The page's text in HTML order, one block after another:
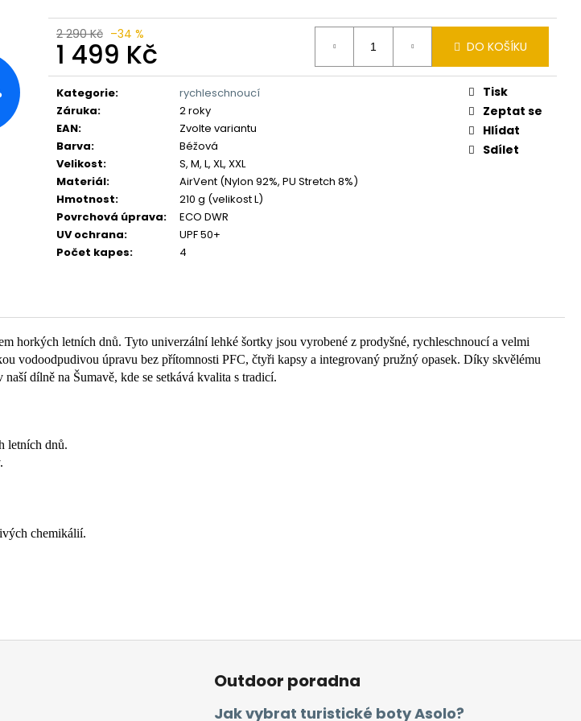
2 290 Kč –34 %
1 499 Kč
Měrná
cena:
DO KOŠÍKU
Kategorie:
rychleschnoucí
Záruka:
2 roky
EAN:
Zvolte variantu
Barva:
Béžová
Velikost:
S, M, L, XL, XXL
Materiál:
AirVent (Nylon 92%, PU Stretch 8%)
Hmotnost:
210 g (velikost L)
Povrchová úprava:
ECO DWR
UV ochrana:
UPF 50+
Počet kapes: 4
Tisk
Zeptat se
Hlídat
Sdílet
horkých letních dnů. Tyto univerzální lehké šortky jsou vyrobené z prodyšné, rychleschnoucí a velmi
vodoodpudivou úpravu bez přítomnosti PFC, čtyři kapsy a integrovaný pružný opasek. Díky skvělému
dílně na Šumavě, kde se setkává kvalita s tradicí.
letních dnů.
chemikálií.
Outdoor poradna
Jak vybrat turistické boty Asolo?